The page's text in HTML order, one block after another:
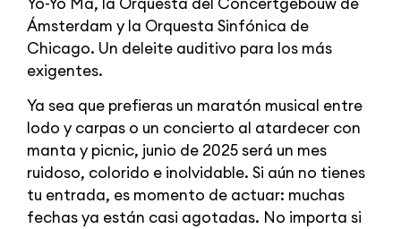
Ámsterdam y la Orquesta Sinfónica de
Chicago. Un deleite auditivo para los más
exigentes.
Ya sea que prefieras un maratón musical entre
lodo y carpas o un concierto al atardecer con
manta y picnic, junio de 2025 será un mes
ruidoso, colorido e inolvidable. Si aún no tienes
tu entrada, es momento de actuar: muchas
fechas ya están casi agotadas. No importa si